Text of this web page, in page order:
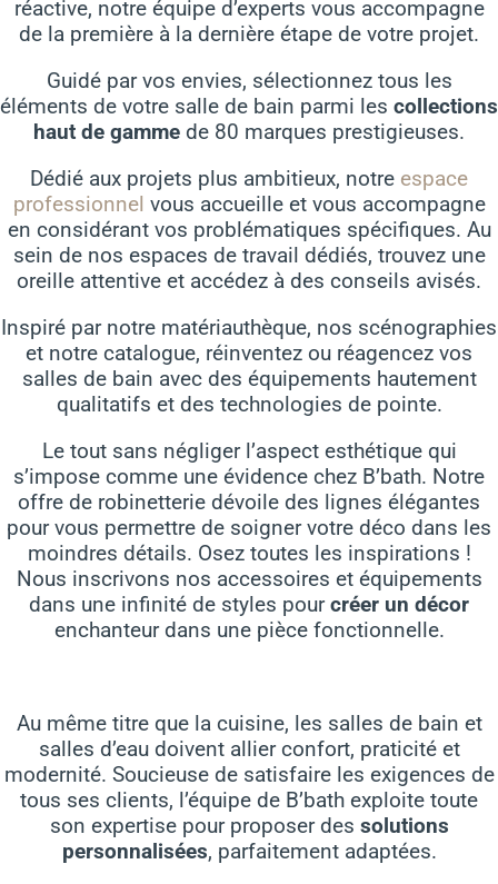
réactive, notre équipe d’experts vous accompagne
de la première à la dernière étape de votre projet.
Guidé par vos envies, sélectionnez tous les
éléments de votre salle de bain parmi les collections
haut de gamme de 80 marques prestigieuses.
Dédié aux projets plus ambitieux, notre espace
professionnel vous accueille et vous accompagne
en considérant vos problématiques spécifiques. Au
sein de nos espaces de travail dédiés, trouvez une
oreille attentive et accédez à des conseils avisés.
Inspiré par notre matériauthèque, nos scénographies
et notre catalogue, réinventez ou réagencez vos
salles de bain avec des équipements hautement
qualitatifs et des technologies de pointe.
Le tout sans négliger l’aspect esthétique qui
s’impose comme une évidence chez B’bath. Notre
offre de robinetterie dévoile des lignes élégantes
pour vous permettre de soigner votre déco dans les
moindres détails. Osez toutes les inspirations !
Nous inscrivons nos accessoires et équipements
dans une infinité de styles pourcréer un décor
enchanteur dans une pièce fonctionnelle.
Au même titre que la cuisine, les salles de bain et
salles d’eau doivent allier confort, praticité et
modernité. Soucieuse de satisfaire les exigences de
tous ses clients, l’équipe de B’bath exploite toute
son expertise pour proposer des solutions
personnalisées, parfaitement adaptées.